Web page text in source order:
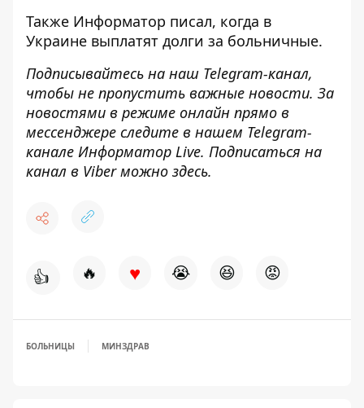
Также Информатор писал, когда в
Украине выплатят долги за больничные.
Подписывайтесь на наш Telegram-канал,
чтобы не пропустить важные новости. За
новостями в режиме онлайн прямо в
мессенджере следите в нашем Telegram-
канале Информатор Live. Подписаться на
канал в Viber можно здесь.
👍 🔥 ♥ 😭 😆 😡
БОЛЬНИЦЫ МИНЗДРАВ